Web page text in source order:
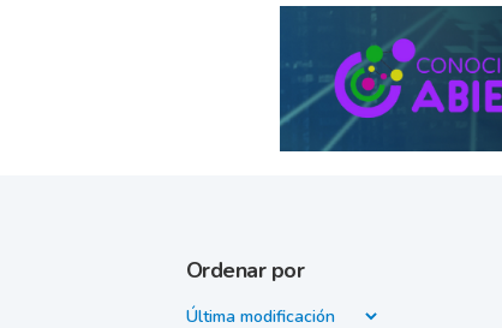
Ordenar por